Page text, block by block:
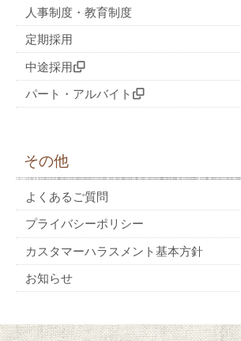
人事制度・教育制度
定期採用
中途採用
パート・アルバイト
その他
よくあるご質問
プライバシーポリシー
カスタマーハラスメント基本方針
お知らせ